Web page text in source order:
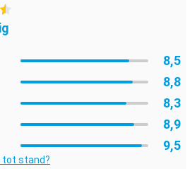
8,5
8,8
8,3
8,9
9,5
tot stand?